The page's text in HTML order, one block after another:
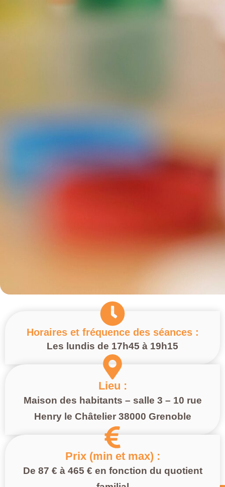
Horaires et fréquence des séances :
Les lundis de 17h45 à 19h15
Lieu :
Maison des habitants – salle 3 – 10 rue
Henry le Châtelier 38000 Grenoble
Prix (min et max) :
De 87 € à 465 € en fonction du quotient